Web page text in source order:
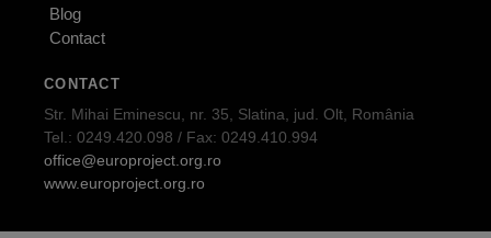
Blog
Contact
CONTACT
Str. Mihai Eminescu, nr. 35, Slatina, jud. Olt, România
Tel.: 0249.420.098 / Fax: 0249.410.994
office@europroject.org.ro
www.europroject.org.ro